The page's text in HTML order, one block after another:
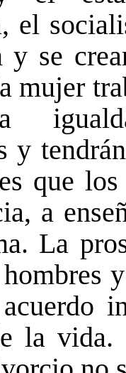
el
y se
mujer
y
que
a
La
la